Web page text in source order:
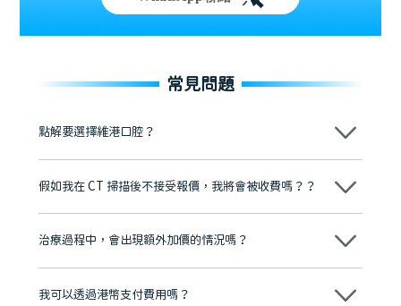
常見問題
點解要選擇維港口腔？
維港口腔踐行「醫道濟世」的大學校訓，各分院匯聚來自香港、內地的
牌」、「2025香港企業領袖品牌」，是諾貝爾種植系統全球放心植牙中
至今已服務超過三十個國家和地區的顧客，受到粵港澳大灣區及周邊城
市市民極高的口碑評價及信任推薦 珠海、深圳設有八大分院，香港亦設
有咨詢及服務保障中心，有任何問題都可以隨時預約免費咨詢，讓人十
假如我在 CT 掃描後不接受報價，我將會被收費嗎？？
不會！只要未開始實際服務之前，你不會被收取任何費用。
治療過程中，會出現額外加價的情況嗎？
不會，治療前我們會詳細說明治療方案及對應的價錢，顧客同意並簽字
我可以透過港幣支付費用嗎？